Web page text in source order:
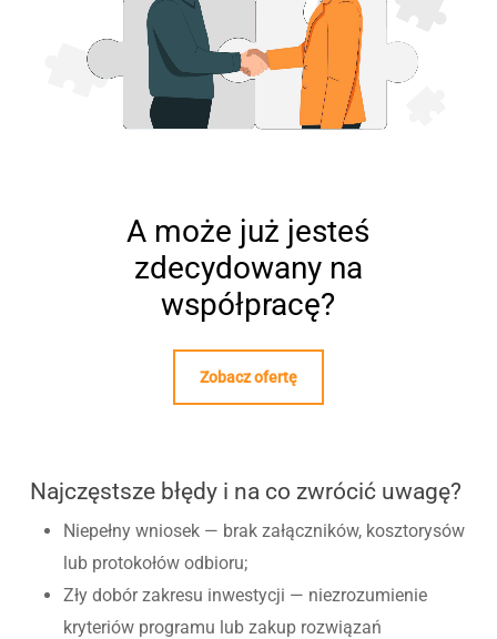
A może już jesteś
zdecydowany na
współpracę?
Zobacz ofertę
Najczęstsze błędy i na co zwrócić uwagę?
Niepełny wniosek — brak załączników, kosztorysów
lub protokołów odbioru;
Zły dobór zakresu inwestycji — niezrozumienie
kryteriów programu lub zakup rozwiązań